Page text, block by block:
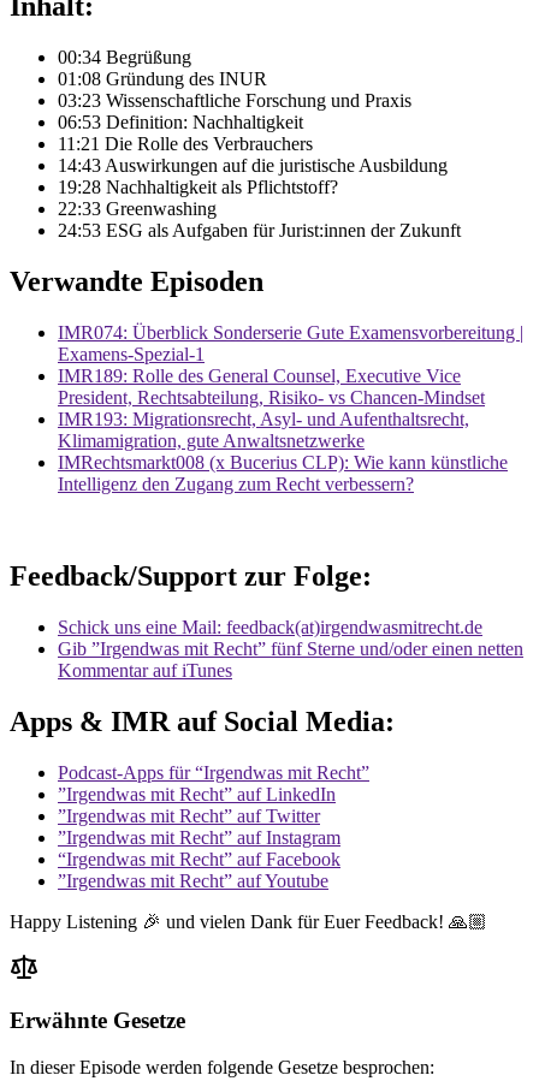
Inhalt:
00:34 Begrüßung
01:08 Gründung des INUR
03:23 Wissenschaftliche Forschung und Praxis
06:53 Definition: Nachhaltigkeit
11:21 Die Rolle des Verbrauchers
14:43 Auswirkungen auf die juristische Ausbildung
19:28 Nachhaltigkeit als Pflichtstoff?
22:33 Greenwashing
24:53 ESG als Aufgaben für Jurist:innen der Zukunft
Verwandte Episoden
IMR074: Überblick Sonderserie Gute Examensvorbereitung |
Examens-Spezial-1
IMR189: Rolle des General Counsel, Executive Vice
President, Rechtsabteilung, Risiko- vs Chancen-Mindset
IMR193: Migrationsrecht, Asyl- und Aufenthaltsrecht,
Klimamigration, gute Anwaltsnetzwerke
IMRechtsmarkt008 (x Bucerius CLP): Wie kann künstliche
Intelligenz den Zugang zum Recht verbessern?
Feedback/Support zur Folge:
Schick uns eine Mail: feedback(at)irgendwasmitrecht.de
Gib ”Irgendwas mit Recht” fünf Sterne und/oder einen netten
Kommentar auf iTunes
Apps & IMR auf Social Media:
Podcast-Apps für “Irgendwas mit Recht”
”Irgendwas mit Recht” auf LinkedIn
”Irgendwas mit Recht” auf Twitter
”Irgendwas mit Recht” auf Instagram
“Irgendwas mit Recht” auf Facebook
”Irgendwas mit Recht” auf Youtube
Happy Listening 🎉 und vielen Dank für Euer Feedback! 🙏🏼
Erwähnte Gesetze
In dieser Episode werden folgende Gesetze besprochen: